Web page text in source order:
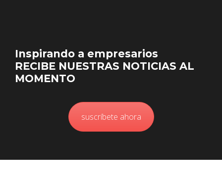
Inspirando a empresarios
RECIBE NUESTRAS NOTICIAS AL
MOMENTO
suscríbete ahora